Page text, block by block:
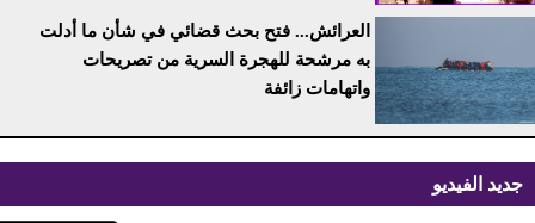
العرائش... فتح بحث قضائي في شأن ما أدلت
به مرشحة للهجرة السرية من تصريحات
واتهامات زائفة
جديد الفيديو